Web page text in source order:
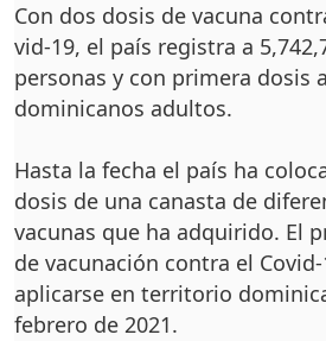
Con dos dosis de vacu­na
vid-19, el país registra a
personas y con primera do­sis
dominica­nos adultos.
Hasta la fecha el país ha
dosis de una canasta de
vacunas que ha adquirido. El
de vacunación con­tra el
aplicarse en territorio
febrero de 2021.